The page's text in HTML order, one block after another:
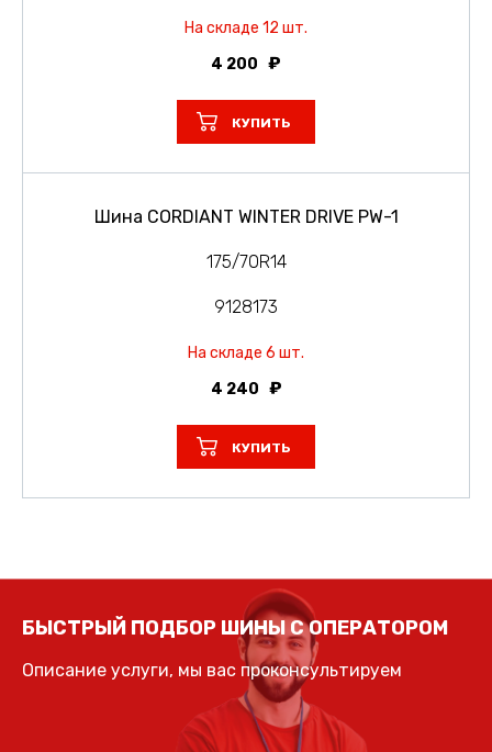
На складе 12 шт.
4 200
КУПИТЬ
Шина CORDIANT WINTER DRIVE PW-1
175/70R14
9128173
На складе 6 шт.
4 240
КУПИТЬ
БЫСТРЫЙ ПОДБОР ШИНЫ С ОПЕРАТОРОМ
Описание услуги, мы вас проконсультируем